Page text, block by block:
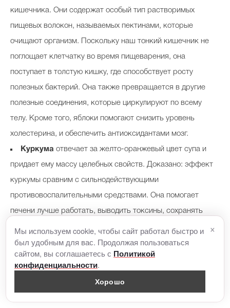
кишечника. Они содержат особый тип растворимых
пищевых волокон, называемых пектинами, которые
очищают организм. Поскольку наш тонкий кишечник не
поглощает клетчатку во время пищеварения, она
поступает в толстую кишку, где способствует росту
полезных бактерий. Она также превращается в другие
полезные соединения, которые циркулируют по всему
телу. Кроме того, яблоки помогают снизить уровень
холестерина, и обеспечить антиоксидантами мозг.
Куркума отвечает за желто-оранжевый цвет супа и
придает ему массу целебных свойств. Доказано: эффект
куркумы сравним с сильнодействующими
противовоспалительными средствами. Она помогает
печени лучше работать, выводить токсины, сохранять
растения останавливают клеточное старение и являются
мощным противовоспалительным средством.
Ингредиенты на 4-6 порций
Мы используем cookie, чтобы сайт работал быстро и
был удобным для вас. Продолжая пользоваться
сайтом, вы соглашаетесь с Политикой
конфиденциальности.
Хорошо
×